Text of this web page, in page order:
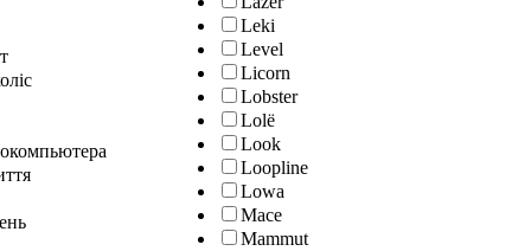
Leki
Level
Licorn
Lobster
Lolё
Look
Loopline
Lowa
Mace
Mammut